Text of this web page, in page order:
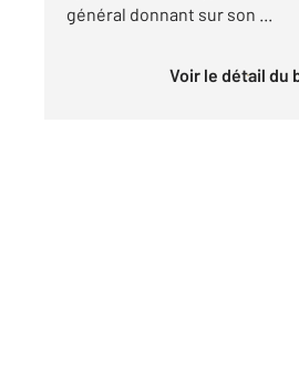
général donnant sur son ...
Voir le détail du